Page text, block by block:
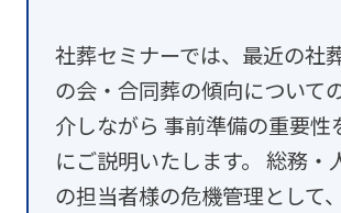
社葬セミナーでは、最近の社
の会・合同葬の傾向について
介しながら 事前準備の重要性
にご説明いたします。 総務・
の担当者様の危機管理として